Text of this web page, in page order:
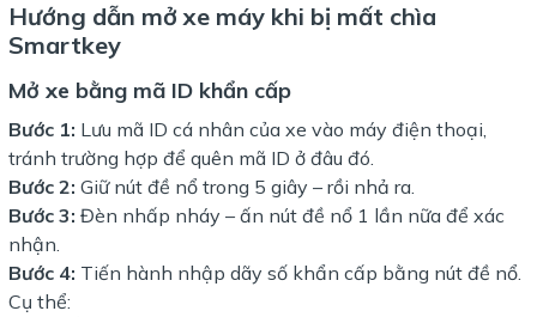
Hướng dẫn mở xe máy khi bị mất chìa
Smartkey
Mở xe bằng mã ID khẩn cấp
Bước 1: Lưu mã ID cá nhân của xe vào máy điện thoại,
tránh trường hợp để quên mã ID ở đâu đó.
Bước 2: Giữ nút đề nổ trong 5 giây – rồi nhả ra.
Bước 3: Đèn nhấp nháy – ấn nút đề nổ 1 lần nữa để xác
nhận.
Bước 4: Tiến hành nhập dãy số khẩn cấp bằng nút đề nổ.
Cụ thể: